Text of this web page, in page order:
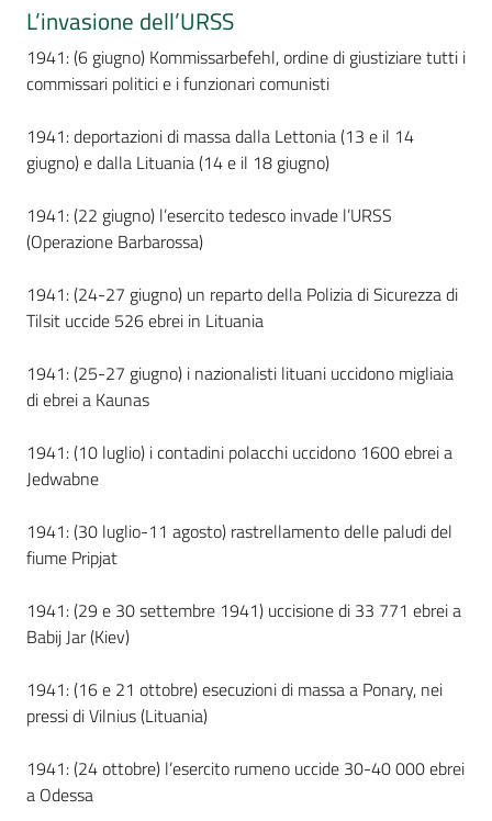
L’invasione dell’URSS
1941: (6 giugno) Kommissarbefehl, ordine di giustiziare tutti i
commissari politici e i funzionari comunisti
1941: deportazioni di massa dalla Lettonia (13 e il 14
giugno) e dalla Lituania (14 e il 18 giugno)
1941: (22 giugno) l’esercito tedesco invade l’URSS
(Operazione Barbarossa)
1941: (24-27 giugno) un reparto della Polizia di Sicurezza di
Tilsit uccide 526 ebrei in Lituania
1941: (25-27 giugno) i nazionalisti lituani uccidono migliaia
di ebrei a Kaunas
1941: (10 luglio) i contadini polacchi uccidono 1600 ebrei a
Jedwabne
1941: (30 luglio-11 agosto) rastrellamento delle paludi del
fiume Pripjat
1941: (29 e 30 settembre 1941) uccisione di 33 771 ebrei a
Babij Jar (Kiev)
1941: (16 e 21 ottobre) esecuzioni di massa a Ponary, nei
pressi di Vilnius (Lituania)
1941: (24 ottobre) l’esercito rumeno uccide 30-40 000 ebrei
a Odessa